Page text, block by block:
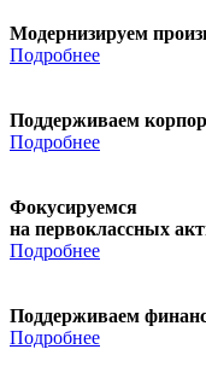
Модернизируем
Подробнее
Поддерживаем
Подробнее
Фокусируемся
на первоклассных
Подробнее
Поддерживаем
Подробнее